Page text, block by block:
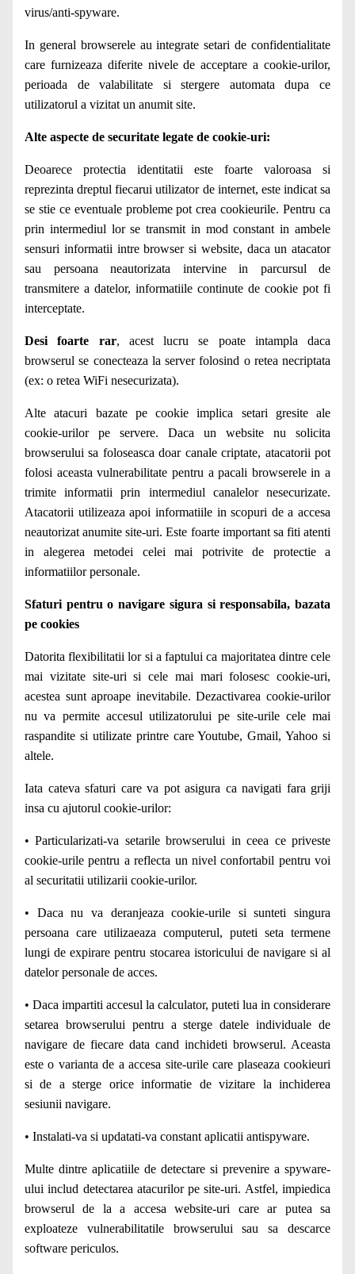
virus/anti-spyware.
In general browserele au integrate setari de confidentialitate
care furnizeaza diferite nivele de acceptare a cookie-urilor,
perioada de valabilitate si stergere automata dupa ce
utilizatorul a vizitat un anumit site.
Alte aspecte de securitate legate de cookie-uri:
Deoarece protectia identitatii este foarte valoroasa si
reprezinta dreptul fiecarui utilizator de internet, este indicat sa
se stie ce eventuale probleme pot crea cookieurile. Pentru ca
prin intermediul lor se transmit in mod constant in ambele
sensuri informatii intre browser si website, daca un atacator
sau persoana neautorizata intervine in parcursul de
transmitere a datelor, informatiile continute de cookie pot fi
interceptate.
Desi foarte rar, acest lucru se poate intampla daca
browserul se conecteaza la server folosind o retea necriptata
(ex: o retea WiFi nesecurizata).
Alte atacuri bazate pe cookie implica setari gresite ale
cookie-urilor pe servere. Daca un website nu solicita
browserului sa foloseasca doar canale criptate, atacatorii pot
folosi aceasta vulnerabilitate pentru a pacali browserele in a
trimite informatii prin intermediul canalelor nesecurizate.
Atacatorii utilizeaza apoi informatiile in scopuri de a accesa
neautorizat anumite site-uri. Este foarte important sa fiti atenti
in alegerea metodei celei mai potrivite de protectie a
informatiilor personale.
Sfaturi pentru o navigare sigura si responsabila, bazata
pe cookies
Datorita flexibilitatii lor si a faptului ca majoritatea dintre cele
mai vizitate site-uri si cele mai mari folosesc cookie-uri,
acestea sunt aproape inevitabile. Dezactivarea cookie-urilor
nu va permite accesul utilizatorului pe site-urile cele mai
raspandite si utilizate printre care Youtube, Gmail, Yahoo si
altele.
Iata cateva sfaturi care va pot asigura ca navigati fara griji
insa cu ajutorul cookie-urilor:
• Particularizati-va setarile browserului in ceea ce priveste
cookie-urile pentru a reflecta un nivel confortabil pentru voi
al securitatii utilizarii cookie-urilor.
• Daca nu va deranjeaza cookie-urile si sunteti singura
persoana care utilizaeaza computerul, puteti seta termene
lungi de expirare pentru stocarea istoricului de navigare si al
datelor personale de acces.
• Daca impartiti accesul la calculator, puteti lua in considerare
setarea browserului pentru a sterge datele individuale de
navigare de fiecare data cand inchideti browserul. Aceasta
este o varianta de a accesa site-urile care plaseaza cookieuri
si de a sterge orice informatie de vizitare la inchiderea
sesiunii navigare.
• Instalati-va si updatati-va constant aplicatii antispyware.
Multe dintre aplicatiile de detectare si prevenire a spyware-
ului includ detectarea atacurilor pe site-uri. Astfel, impiedica
browserul de la a accesa website-uri care ar putea sa
exploateze vulnerabilitatile browserului sau sa descarce
software periculos.